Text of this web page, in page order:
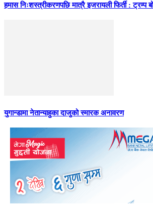
हमास निःशस्त्रीकरणपछि मात्रै इजरायली फिर्ती : ट्रम्प
युगान्डामा नेतान्याहुका दाजुको स्मारक अनावरण